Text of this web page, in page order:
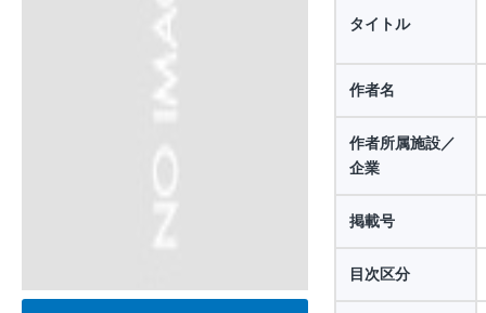
タイトル
作者名
作者所属施設／
企業
掲載号
目次区分